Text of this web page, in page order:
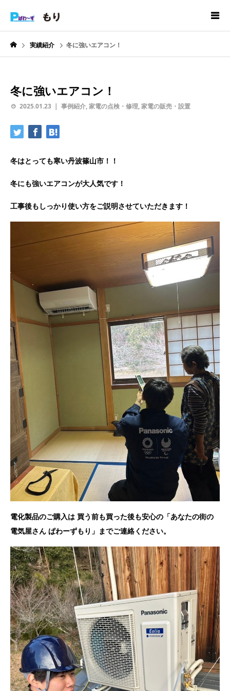
実績紹介 冬に強いエアコン！
冬に強いエアコン！
2025.01.23 事例紹介,家電の点検・修理,家電の販売・設置
冬はとっても寒い丹波篠山市！！
冬にも強いエアコンが大人気です！
工事後もしっかり使い方をご説明させていただきます！
電化製品のご購入は 買う前も買った後も安心の「あなたの街の
電気屋さん ぱわーずもり」までご連絡ください。